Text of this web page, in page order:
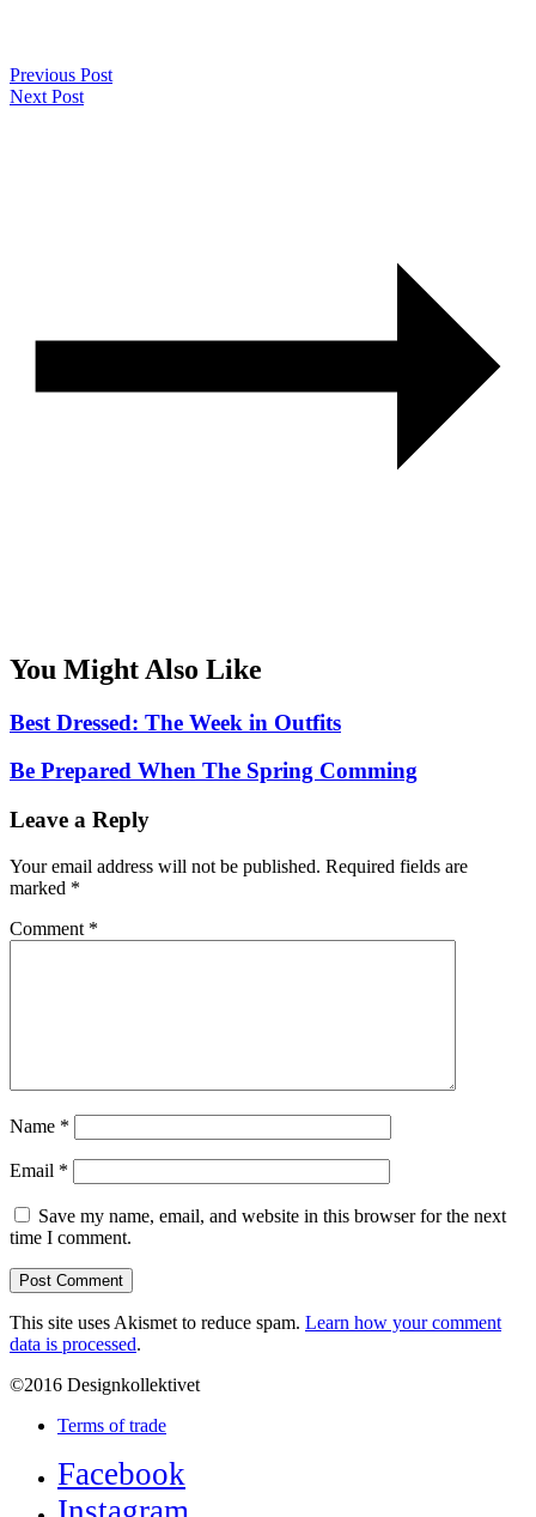
Previous Post
Next Post
You Might Also Like
Best Dressed: The Week in Outfits
Be Prepared When The Spring Comming
Leave a Reply
Your email address will not be published. Required fields are
marked *
Comment *
Name *
Email *
Save my name, email, and website in this browser for the next
time I comment.
This site uses Akismet to reduce spam. Learn how your comment
data is processed.
©2016 Designkollektivet
Terms of trade
Facebook